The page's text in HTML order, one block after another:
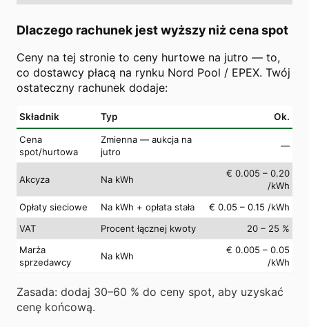
Dlaczego rachunek jest wyższy niż cena spot
Ceny na tej stronie to ceny hurtowe na jutro — to,
co dostawcy płacą na rynku Nord Pool / EPEX. Twój
ostateczny rachunek dodaje:
Składnik Typ Ok.
Cena
spot/hurtowa
Zmienna — aukcja na
jutro
—
Akcyza Na kWh
€ 0.005 – 0.20
/kWh
Opłaty sieciowe
Na kWh + opłata stała
€ 0.05 – 0.15 /kWh
VAT
Procent łącznej kwoty
20 – 25 %
Marża
sprzedawcy
Na kWh
€ 0.005 – 0.05
/kWh
Zasada: dodaj 30–60 % do ceny spot, aby uzyskać
cenę końcową.